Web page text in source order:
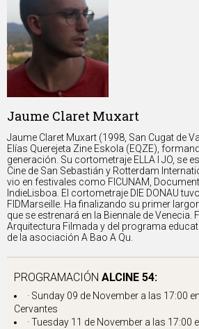
Jaume Claret Muxart
Jaume Claret Muxart (1998, San Cugat de
Elías Querejeta Zine Eskola (EQZE),
generación. Su cortometraje ELLA I JO, se
Cine de San Sebastián y Rotterdam
vio en festivales como FICUNAM,
IndieLisboa. El cortometraje DIE DONAU
FIDMarseille. Ha finalizando su primer
que se estrenará en la Biennale de Venecia.
Arquitectura Filmada y del programa
de la asociación A Bao A Qu.
PROGRAMACIÓN ALCINE 54:
· Sunday 09 de November a las 17:00 en
Cervantes
· Tuesday 11 de November a las 17:00